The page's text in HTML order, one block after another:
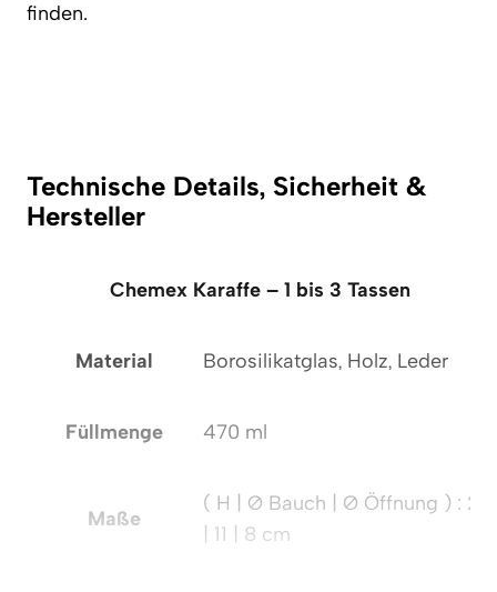
finden.
Technische Details, Sicherheit &
Hersteller
Chemex Karaffe – 1 bis 3 Tassen
Material Borosilikatglas, Holz, Leder
Füllmenge 470 ml
Maße
( H | Ø Bauch | Ø Öffnung ) : 21
| 11 | 8 cm